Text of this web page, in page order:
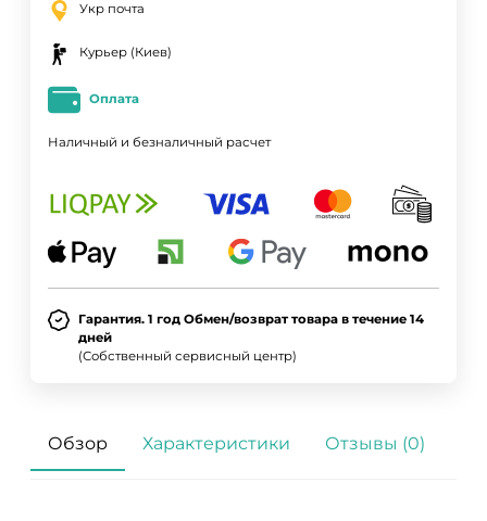
Укр почта
Курьер (Киев)
Оплата
Наличный и безналичный расчет
Гарантия. 1 год Обмен/возврат товара в течение 14
дней
(Собственный сервисный центр)
Обзор Характеристики Отзывы (0)
ДА НЕТ